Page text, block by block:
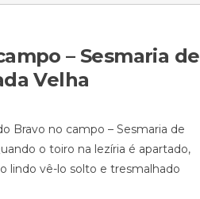
– Sesmaria de
Velha
Bravo no campo – Sesmaria de
o toiro na lezíria é apartado,
lindo vê-lo solto e tresmalhado